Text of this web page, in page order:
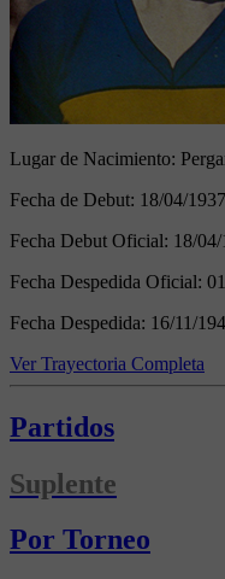
Lugar de Nacimiento:
Fecha de Debut: 18/04/1937
Fecha Debut Oficial: 18/
Fecha Despedida Oficial:
Fecha Despedida: 16/11/
Ver Trayectoria Completa
Partidos
Suplente
Por Torneo